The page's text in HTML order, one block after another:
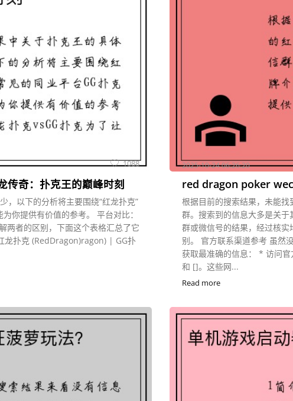
1088
传奇：扑克王的巅峰时刻
，以下的分析将主要围绕“红龙扑克”
你提供有价值的参考。 平台对比：
两者的区别，下面这个表格汇总了它
扑克 (RedDragon)ragon) | GG扑
2025-10-24 06:26:20
red dragon poker
根据目前的搜索结果，未能
群。搜索到的信息大多是关
群或微信号的结果，经过核
别。 官方联系渠道参考 虽然
获取最准确的信息： * 访问
和 []。这些网...
Read more